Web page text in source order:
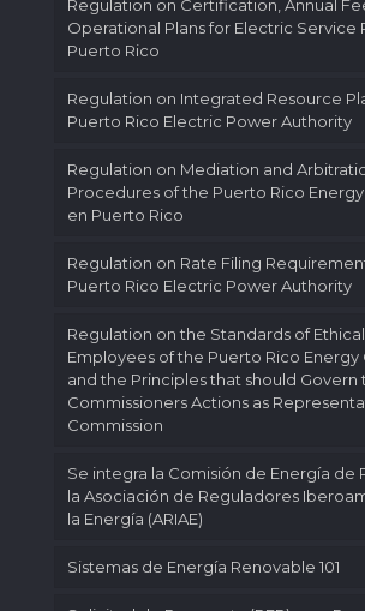
Regulation on Certification, Annual
Operational Plans for Electric Service
Puerto Rico
Regulation on Integrated Resource
Puerto Rico Electric Power Authority
Regulation on Mediation and
Procedures of the Puerto Rico Energy
en Puerto Rico
Regulation on Rate Filing
Puerto Rico Electric Power Authority
Regulation on the Standards of
Employees of the Puerto Rico Energy
and the Principles that should Govern
Commissioners Actions as
Commission
Se integra la Comisión de Energía de
la Asociación de Reguladores
la Energía (ARIAE)
Sistemas de Energía Renovable 101